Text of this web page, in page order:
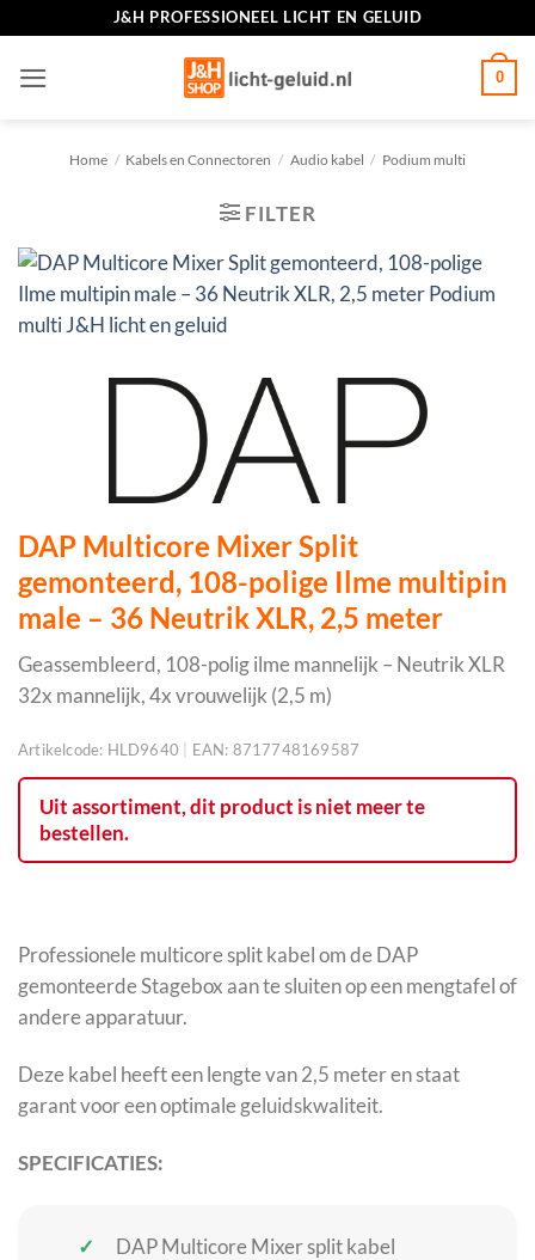
inhoud
J&H PROFESSIONEEL LICHT EN GELUID
0
Home / Kabels en Connectoren / Audio kabel / Podium multi
FILTER
DAP Multicore Mixer Split
gemonteerd, 108-polige Ilme multipin
male – 36 Neutrik XLR, 2,5 meter
Geassembleerd, 108-polig ilme mannelijk – Neutrik XLR
32x mannelijk, 4x vrouwelijk (2,5 m)
Artikelcode: HLD9640 EAN: 8717748169587
Uit assortiment, dit product is niet meer te
bestellen.
Professionele multicore split kabel om de DAP
gemonteerde Stagebox aan te sluiten op een mengtafel of
andere apparatuur.
Deze kabel heeft een lengte van 2,5 meter en staat
garant voor een optimale geluidskwaliteit.
SPECIFICATIES:
DAP Multicore Mixer split kabel